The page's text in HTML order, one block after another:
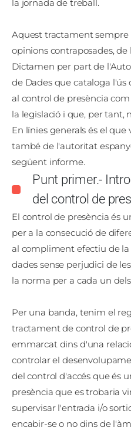
la jornada de treball.
Aquest tractament sempre
opinions contraposades,
Dictamen per part de
de Dades que cataloga
al control de presència
la legislació i que, per tant,
En línies generals és el
també de l'autoritat
següent informe.
Punt primer.-
del control de
El control de presència és
per a la consecució de
al compliment efectiu de
dades sense perjudici de
la norma per a cada un
Per una banda, tenim el
tractament de control de
emmarcat dins d'una
controlar el
del control d'accés que és
presència que es trobaria
supervisar l'entrada i/o
encabir-se o no dins de